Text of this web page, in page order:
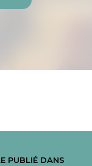
PUBLIÉ DANS